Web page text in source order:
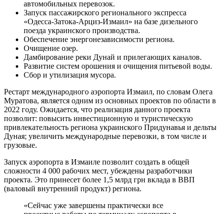
автомобильных перевозок.
Запуск пассажирского регионального экспресса
«Одесса-Затока-Арциз-Измаил» на базе дизельного
поезда украинского производства.
Обеспечение энергонезависимости региона.
Очищение озер.
Дамбирование реки Дунай и прилегающих каналов.
Развитие систем орошения и очищения питьевой воды.
Сбор и утилизация мусора.
Рестарт международного аэропорта Измаил, по словам Олега
Муратова, является одним из основных проектов по области в
2022 году. Ожидается, что реализация данного проекта
позволит: повысить инвестиционную и туристическую
привлекательность региона украинского Придунавья и дельты
Дуная; увеличить международные перевозки, в том числе и
грузовые.
Запуск аэропорта в Измаиле позволит создать в общей
сложности 4 000 рабочих мест, убеждены разработчики
проекта. Это принесет более 1,5 млрд грн вклада в ВВП
(валовый внутренний продукт) региона.
«Сейчас уже завершены практически все